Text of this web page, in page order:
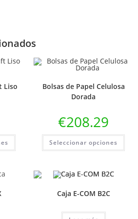
Liso
Bolsas de Papel Celulosa
Dorada
€208.29
Seleccionar opciones
Caja E-COM B2C